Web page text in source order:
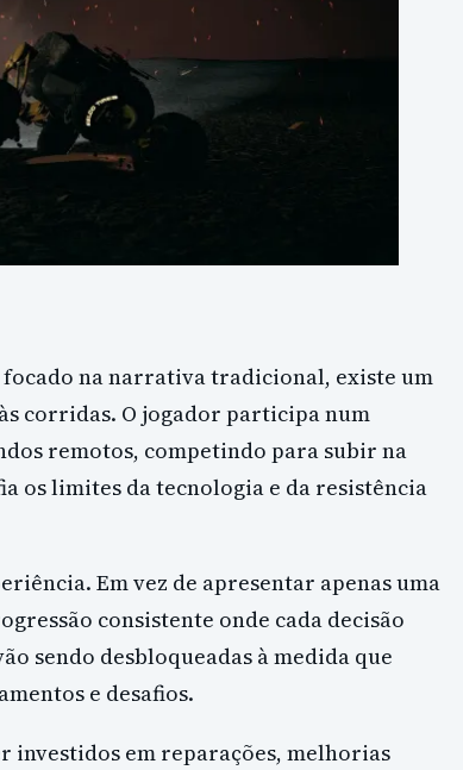
focado na narrativa tradicional, existe um
corridas. O jogador participa num
remotos, competindo para subir na
os limites da tecnologia e da resistência
Em vez de apresentar apenas uma
consistente onde cada decisão
sendo desbloqueadas à medida que
e desafios.
investidos em reparações, melhorias